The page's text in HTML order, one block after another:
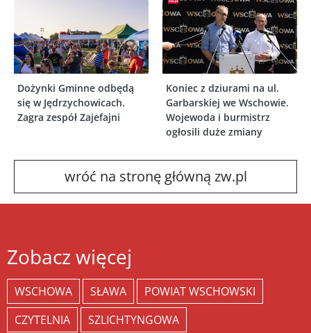
Dożynki Gminne odbędą
się w Jędrzychowicach.
Zagra zespół Zajefajni
Koniec z dziurami na ul.
Garbarskiej we Wschowie.
Wojewoda i burmistrz
ogłosili duże zmiany
wróć na stronę główną zw.pl
Zobacz więcej
WSCHOWA SŁAWA
POWIAT WSCHOWSKI
CZYTELNIA
SZLICHTYNGOWA